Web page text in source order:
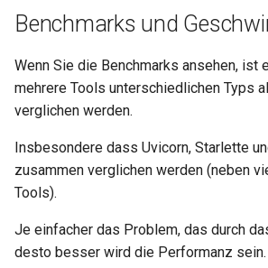
Body
Den
Eine
HTTPConnection class
Custom Response Classes -
File, HTML, Redirect,
Server-Sent Events -
Benchmarks und
Wenn Sie die Benchmarks ansehen, ist
mehrere Tools unterschiedlichen Typs
verglichen werden.
Insbesondere dass Uvicorn, Starlette
zusammen verglichen werden (neben
Tools).
Je einfacher das Problem, das durch
desto besser wird die Performanz